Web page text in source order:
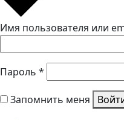
Имя пользователя или
Пароль *
Запомнить меня